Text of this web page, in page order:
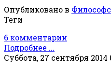
Опубликовано в
Теги
6 комментарии
Подробнее ...
Суббота, 27 сентября 2014